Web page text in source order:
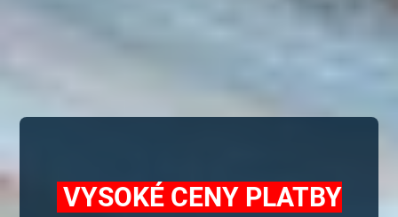
VYSOKÉ CENY PLATBY